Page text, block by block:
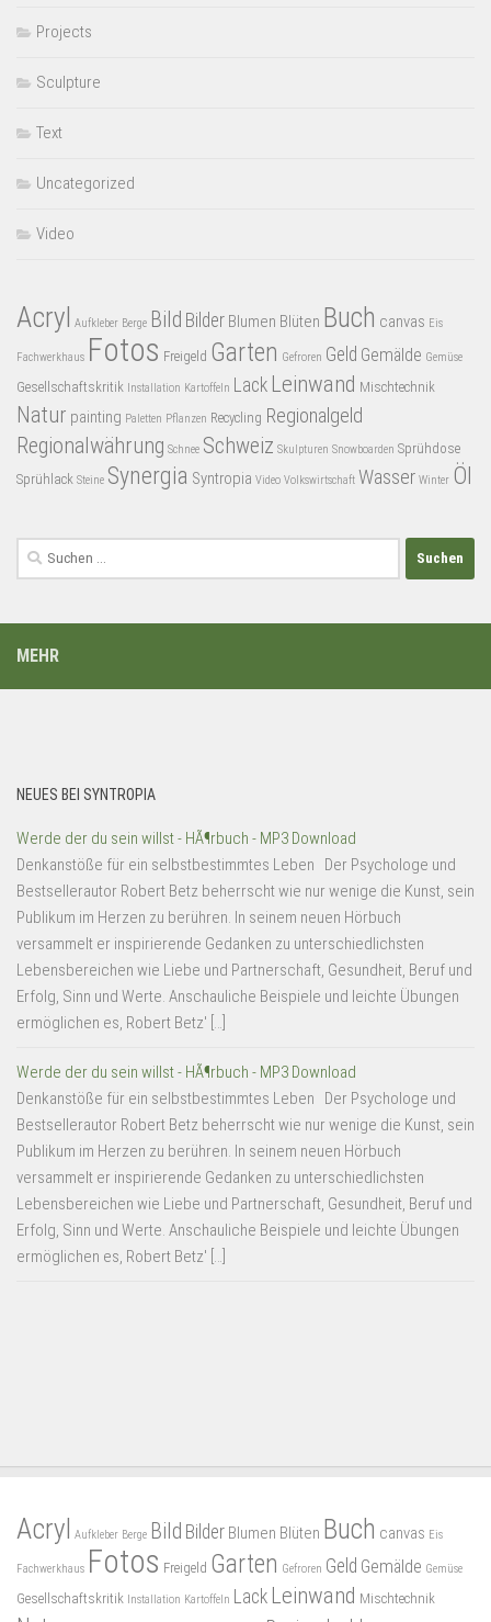
Projects
Sculpture
Text
Uncategorized
Video
Acryl Aufkleber Berge Bild Bilder Blumen Blüten Buch canvas Eis
Fachwerkhaus Fotos Freigeld Garten Gefroren Geld Gemälde Gemüse
Gesellschaftskritik Installation Kartoffeln Lack Leinwand Mischtechnik
Natur painting Paletten Pflanzen Recycling Regionalgeld
Regionalwährung Schnee Schweiz Skulpturen Snowboarden Sprühdose
Sprühlack Steine Synergia Syntropia Video Volkswirtschaft Wasser Winter Öl
Suchen
nach:
MEHR
NEUES BEI SYNTROPIA
Werde der du sein willst - HÃ¶rbuch - MP3 Download
Denkanstöße für ein selbstbestimmtes Leben Der Psychologe und
Bestsellerautor Robert Betz beherrscht wie nur wenige die Kunst, sein
Publikum im Herzen zu berühren. In seinem neuen Hörbuch
versammelt er inspirierende Gedanken zu unterschiedlichsten
Lebensbereichen wie Liebe und Partnerschaft, Gesundheit, Beruf und
Erfolg, Sinn und Werte. Anschauliche Beispiele und leichte Übungen
ermöglichen es, Robert Betz' […]
Werde der du sein willst - HÃ¶rbuch - MP3 Download
Denkanstöße für ein selbstbestimmtes Leben Der Psychologe und
Bestsellerautor Robert Betz beherrscht wie nur wenige die Kunst, sein
Publikum im Herzen zu berühren. In seinem neuen Hörbuch
versammelt er inspirierende Gedanken zu unterschiedlichsten
Lebensbereichen wie Liebe und Partnerschaft, Gesundheit, Beruf und
Erfolg, Sinn und Werte. Anschauliche Beispiele und leichte Übungen
ermöglichen es, Robert Betz' […]
Acryl Aufkleber Berge Bild Bilder Blumen Blüten Buch canvas Eis
Fachwerkhaus Fotos Freigeld Garten Gefroren Geld Gemälde Gemüse
Gesellschaftskritik Installation Kartoffeln Lack Leinwand Mischtechnik